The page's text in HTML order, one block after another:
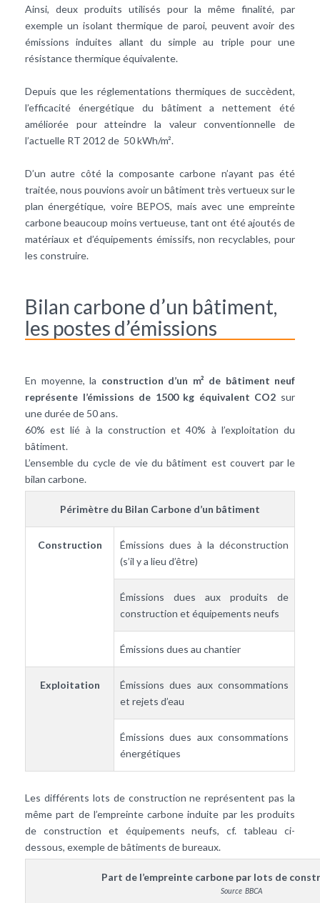
Ainsi, deux produits utilisés pour la même finalité, par
exemple un isolant thermique de paroi, peuvent avoir des
émissions induites allant du simple au triple pour une
résistance thermique équivalente.
Depuis que les réglementations thermiques de succèdent,
l’efficacité énergétique du bâtiment a nettement été
améliorée pour atteindre la valeur conventionnelle de
l’actuelle RT 2012 de 50 kWh/m².
D’un autre côté la composante carbone n’ayant pas été
traitée, nous pouvions avoir un bâtiment très vertueux sur le
plan énergétique, voire BEPOS, mais avec une empreinte
carbone beaucoup moins vertueuse, tant ont été ajoutés de
matériaux et d’équipements émissifs, non recyclables, pour
les construire.
Bilan carbone d’un bâtiment,
les postes d’émissions
En moyenne, la construction d’un m² de bâtiment neuf
représente l’émissions de 1500 kg équivalent CO2 sur
une durée de 50 ans.
60% est lié à la construction et 40% à l’exploitation du
bâtiment.
L’ensemble du cycle de vie du bâtiment est couvert par le
bilan carbone.
Périmètre du Bilan Carbone d’un bâtiment
Construction
Émissions dues à la déconstruction
(s’il y a lieu d’être)
Émissions dues aux produits de
construction et équipements neufs
Émissions dues au chantier
Exploitation
Émissions dues aux consommations
et rejets d’eau
Émissions dues aux consommations
énergétiques
Les différents lots de construction ne représentent pas la
même part de l’empreinte carbone induite par les produits
de construction et équipements neufs, cf. tableau ci-
dessous, exemple de bâtiments de bureaux.
Part de l’empreinte carbone par lots de
Source BBCA